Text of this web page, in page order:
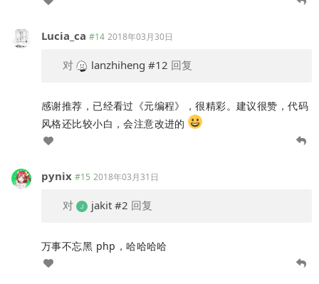
Lucia_ca #14 2018年03月30日
对 lanzhiheng #12 回复
感谢推荐，已经看过《元编程》，很精彩。建议很赞，代码
风格还比较小白，会注意改进的
pynix #15 2018年03月31日
对 jakit #2 回复
万事不忘黑 php，哈哈哈哈